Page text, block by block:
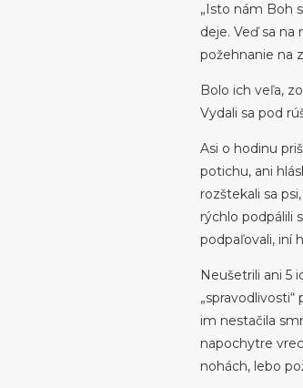
„Isto nám Boh
deje. Veď sa
požehnanie na
Bolo ich veľa,
Vydali sa pod
Asi o hodinu
potichu, ani
rozštekali sa
rýchlo podpálili
podpaľovali, iní
Neušetrili ani 5
im nestačila
napochytre
nohách, lebo